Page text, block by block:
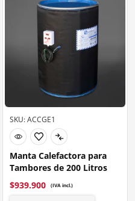
SKU: ACCGE1
Manta Calefactora para
Tambores de 200 Litros
$939.900 (IVA incl.)